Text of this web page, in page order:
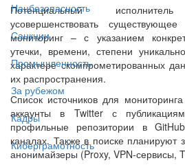
Нацбезопасность
Санкции
Промышленность
За рубежом
Кадры
Киберграмотность
Потенциальный
усовершенствовать
мониторинг – с указанием
утечки, времени, степени
характере скомпрометированных
их распространения.
Список источников для
аккаунты в Twitter с
профильные репозитории в
каналах. Также в поиске планируют
анонимайзеры (Proxy, VPN-сервисы,